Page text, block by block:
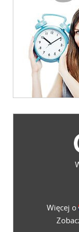
Więcej o